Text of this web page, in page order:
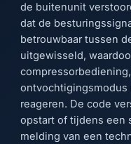
de buitenunit
dat de
betrouwbaar tussen
uitgewisseld,
reageren. De code
opstart of tijdens een
melding van een